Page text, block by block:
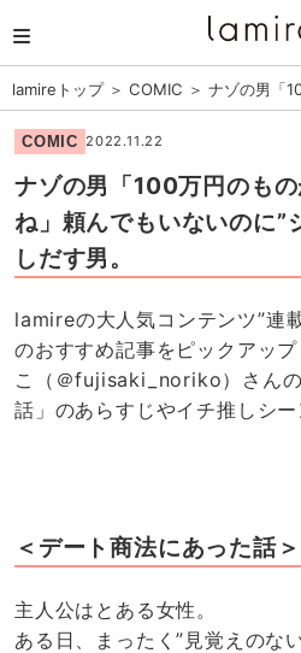
lamireトップ＞ COMIC ＞ ナゾの男「
COMIC 2022.11.22
ナゾの男「100万円のも
ね」頼んでもいないのに”
しだす男。
lamireの大人気コンテンツ”連
のおすすめ記事をピックアッ
こ（＠fujisaki_noriko）さん
話」のあらすじやイチ推しシー
＜デート商法にあった話＞
主人公はとある女性。
ある日、まったく”見覚えのな